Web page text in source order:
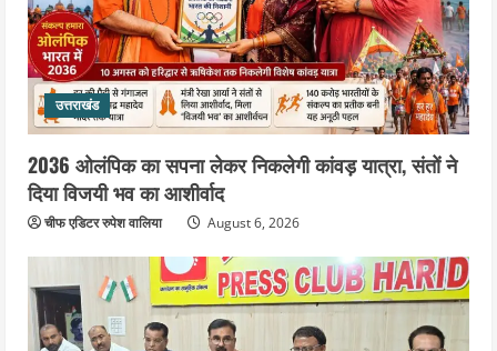
उत्तराखंड
2036 ओलंपिक का सपना लेकर निकलेगी कांवड़ यात्रा, संतों ने
दिया विजयी भव का आशीर्वाद
चीफ एडिटर रुपेश वालिया August 6, 2026